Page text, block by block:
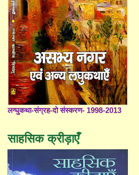
लग्घुकथा-संग्रह-दो संस्करण- 1998-2013
साहसिक क्रीड़ाएँ